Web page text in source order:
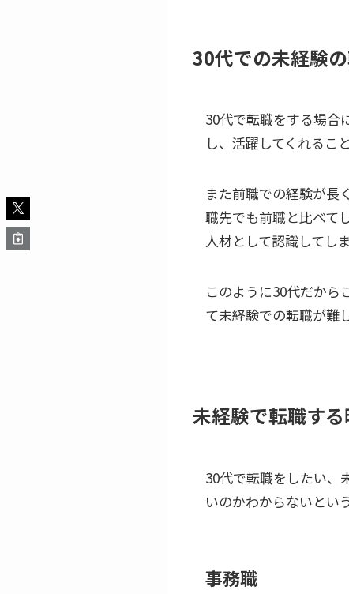
30代での未経験
30代で転職をする場合
し、活躍してくれるこ
また前職での経験が長
職先でも前職と比べて
人材として認識してし
このように30代だから
て未経験での転職が難
未経験で転職す
30代で転職をしたい、
いのかわからないとい
事務職